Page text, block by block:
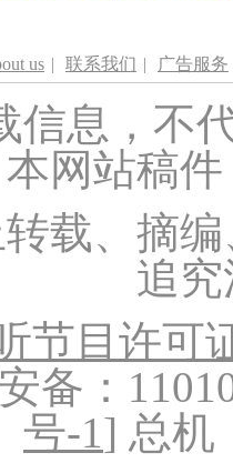
us | 联系我们 | 广告服务
信息，不
本网站稿
载、摘
追
节目许可
备：
号-1] 总机